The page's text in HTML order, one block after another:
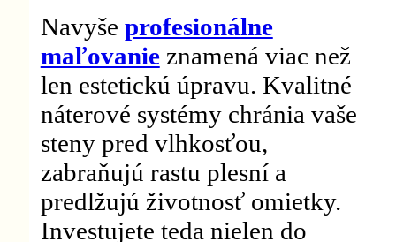
Navyše profesionálne
maľovanieznamená viac než
len estetickú úpravu. Kvalitné
náterové systémy chránia vaše
steny pred vlhkosťou,
zabraňujú rastu plesní a
predlžujú životnosť omietky.
Investujete teda nielen do